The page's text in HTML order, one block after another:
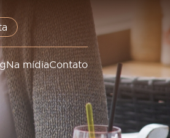
Na mídiaContato